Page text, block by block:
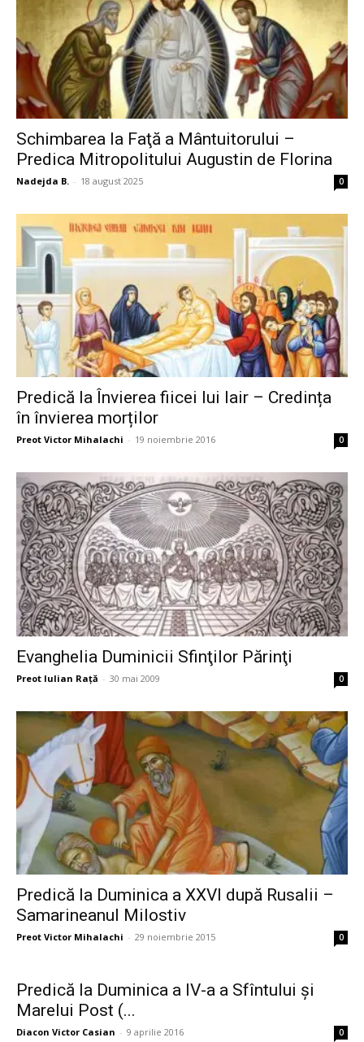
Schimbarea la Faţă a Mântuitorului –
Predica Mitropolitului Augustin de Florina
Nadejda B. - 18 august 2025 0
Predică la Învierea fiicei lui Iair – Credința
în învierea morților
Preot Victor Mihalachi - 19 noiembrie 2016 0
Evanghelia Duminicii Sfinţilor Părinţi
Preot Iulian Raţă - 30 mai 2009 0
Predică la Duminica a XXVI după Rusalii –
Samarineanul Milostiv
Preot Victor Mihalachi - 29 noiembrie 2015 0
Predică la Duminica a IV-a a Sfîntului şi
Marelui Post (...
Diacon Victor Casian - 9 aprilie 2016 0